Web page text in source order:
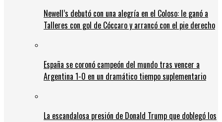
Newell’s debutó con una alegría en el Coloso: le ganó a
Talleres con gol de Cóccaro y arrancó con el pie derecho
España se coronó campeón del mundo tras vencer a
Argentina 1-0 en un dramático tiempo suplementario
La escandalosa presión de Donald Trump que doblegó los